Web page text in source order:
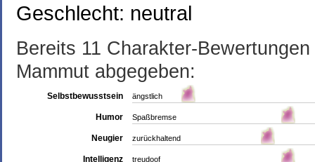
Geschlecht: neutral
Bereits 11 Charakter-
Mammut abgegeben:
Selbstbewusstsein ängstlich
Humor Spaßbremse
Neugier zurückhaltend
Intelligenz treudoof